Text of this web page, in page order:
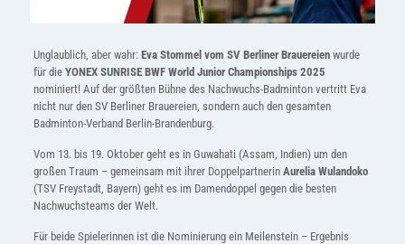
Unglaublich, aber wahr: Eva Stommel vom SV Berliner Brauereienwurde
für die YONEX SUNRISE BWF World Junior Championships 2025
nominiert! Auf der größten Bühne des Nachwuchs-Badminton vertritt Eva
nicht nur den SV Berliner Brauereien, sondern auch den gesamten
Badminton-Verband Berlin-Brandenburg.
Vom 13. bis 19. Oktober geht es in Guwahati (Assam, Indien) um den
großen Traum – gemeinsam mit ihrer Doppelpartnerin Aurelia Wulandoko
(TSV Freystadt, Bayern) geht es im Damendoppel gegen die besten
Nachwuchsteams der Welt.
Für beide Spielerinnen ist die Nominierung ein Meilenstein – Ergebnis